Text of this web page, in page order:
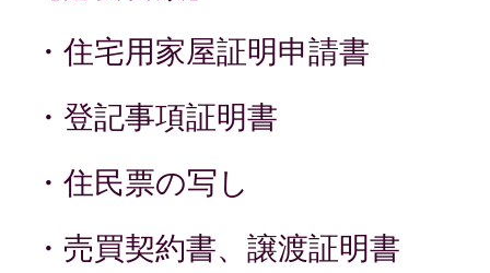
・住宅用家屋証明申請書
・登記事項証明書
・住民票の写し
・売買契約書、譲渡証明書